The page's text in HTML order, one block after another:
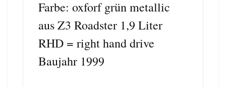
Farbe: oxforf grün metallic
aus Z3 Roadster 1,9 Liter
RHD = right hand drive
Baujahr 1999